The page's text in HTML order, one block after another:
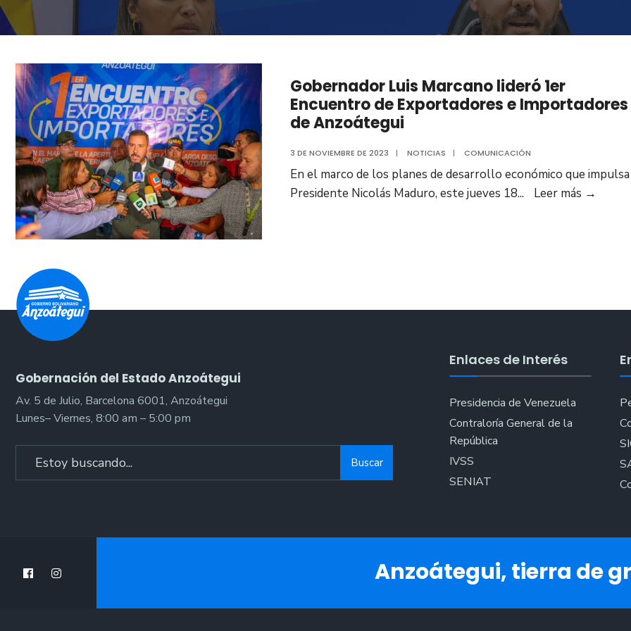
Gobernador Luis Marcano lideró 1er
Encuentro de Exportadores e Importadores
de Anzoátegui
3 DE NOVIEMBRE DE 2023 | NOTICIAS | COMUNICACIÓN
En el marco de los planes de desarrollo económico que
Presidente Nicolás Maduro, este jueves 18... Leer más →
de
Gobernación del Estado Anzoátegui
Av. 5 de Julio, Barcelona 6001, Anzoátegui
Lunes– Viernes, 8:00 am – 5:00 pm
Buscar
Enlaces de Interés
Presidencia de Venezuela
Contraloría General de la
República
IVSS
SENIAT
Anzoátegui, tierra de